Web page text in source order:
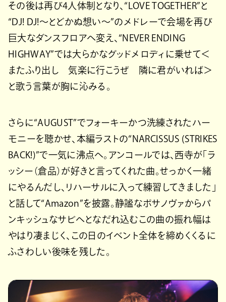
その後は再び4人体制となり、“LOVE TOGETHER”と
“DJ! DJ!～とどかぬ想い～”のメドレーで会場を再び
巨大なダンスフロアへ変え、“NEVER ENDING
HIGHWAY”では大らかなグッドメロディに乗せて＜
またふり出し 気楽に行こうぜ 隣に君がいれば＞
と歌う言葉が胸に沁みる。
さらに“AUGUST”でフォーキーかつ洗練されたハー
モニーを聴かせ、本編ラストの“NARCISSUS (STRIKES
BACK!)”で一気に沸点へ。アンコールでは、西寺が「ラ
ッシー（倉品）が好きと言ってくれた曲。せっかく一緒
にやるんだし、リハーサルに入って練習してきました」
と話して“Amazon”を披露。静謐なボサノヴァからパ
ンキッシュなサビへとなだれ込むこの曲の振れ幅は
やはり凄まじく、この日のイベント全体を締めくくるに
ふさわしい後味を残した。